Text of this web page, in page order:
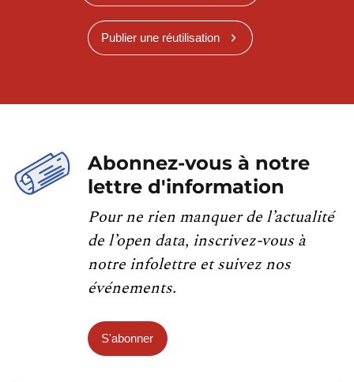
Publier une réutilisation
Abonnez-vous à notre
lettre d'information
Pour ne rien manquer de l’actualité
de l’open data, inscrivez-vous à
notre infolettre et suivez nos
événements.
S'abonner